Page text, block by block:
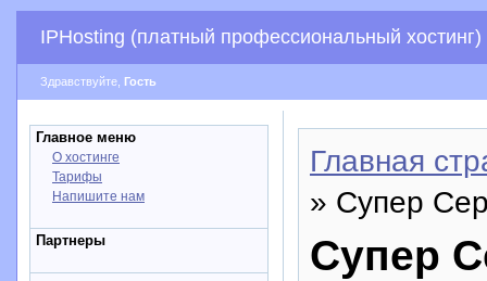
IPHosting (платный профессиональный хостинг)
Здравствуйте, Гость
Главное меню
О хостинге
Тарифы
Напишите нам
Партнеры
Главная
» Супер
Супер